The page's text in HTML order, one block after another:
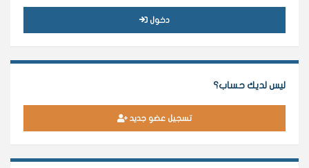
دخول
ليس لديك حساب؟
تسجيل عضو جديد